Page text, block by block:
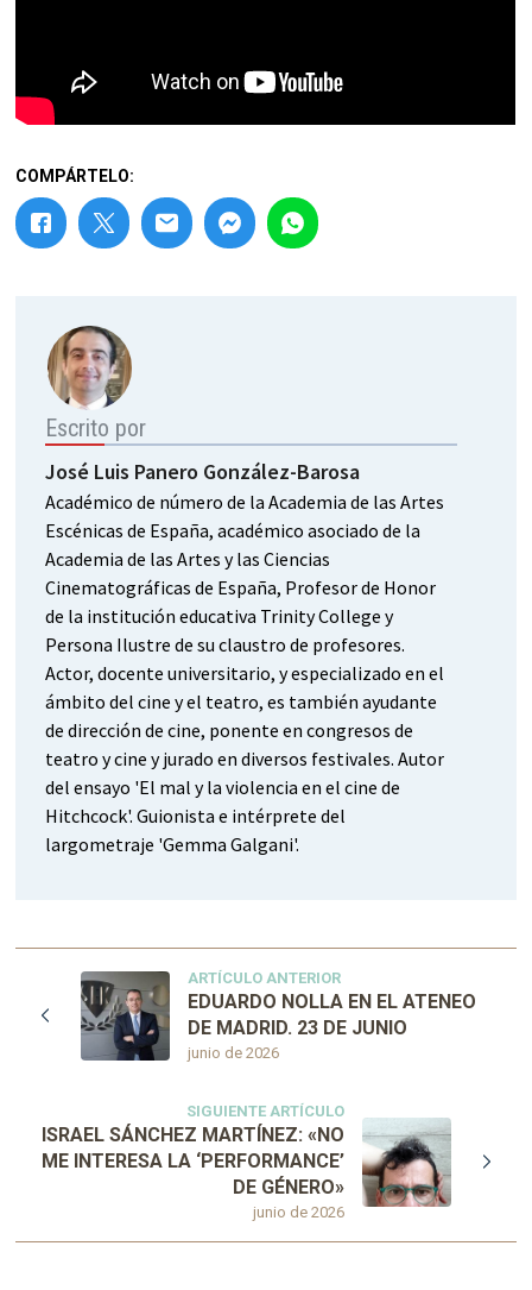
COMPÁRTELO:
Escrito por
José Luis Panero González-Barosa
Académico de número de la Academia de las Artes
Escénicas de España, académico asociado de la
Academia de las Artes y las Ciencias
Cinematográficas de España, Profesor de Honor
de la institución educativa Trinity College y
Persona Ilustre de su claustro de profesores.
Actor, docente universitario, y especializado en el
ámbito del cine y el teatro, es también ayudante
de dirección de cine, ponente en congresos de
teatro y cine y jurado en diversos festivales. Autor
del ensayo 'El mal y la violencia en el cine de
Hitchcock'. Guionista e intérprete del
largometraje 'Gemma Galgani'.
ARTÍCULO ANTERIOR
junio de 2026
EDUARDO NOLLA EN EL ATENEO
DE MADRID. 23 DE JUNIO
SIGUIENTE ARTÍCULO
junio de 2026
ISRAEL SÁNCHEZ MARTÍNEZ: «NO
ME INTERESA LA ‘PERFORMANCE’
DE GÉNERO»